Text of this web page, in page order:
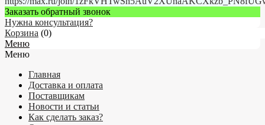
Заказать обратный звонок
Нужна консультация?
Корзина (0)
Меню
Меню
Главная
Доставка и оплата
Поставщикам
Новости и статьи
Как сделать заказ?